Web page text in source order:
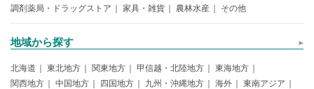
調剤薬局・ドラッグストア
家具・雑貨 農林水産 その他
地域から探す
北海道 東北地方 関東地方 甲信越・北陸地方
東海地方
関西地方
中国地方 四国地方 九州・沖縄地方 海外
東南アジア